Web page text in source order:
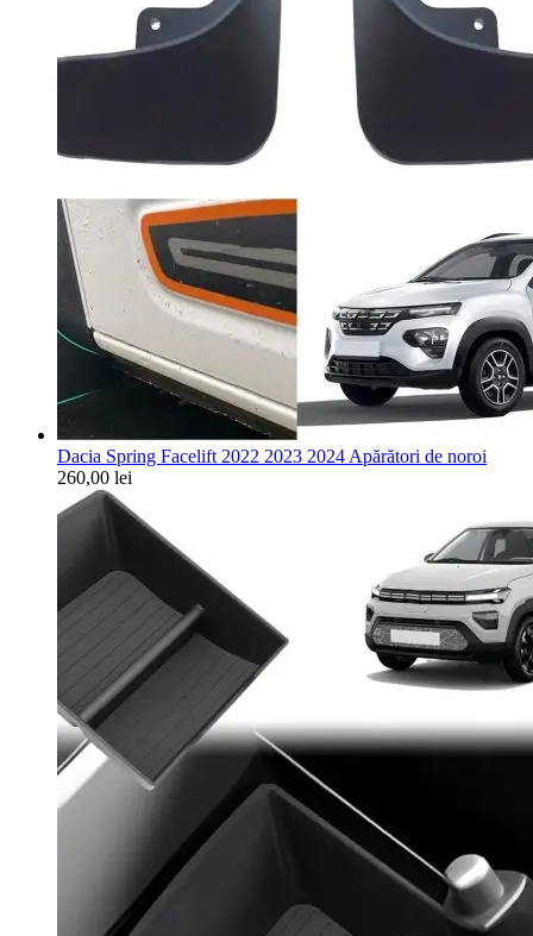
Dacia Spring Facelift 2022 2023 2024 Apărători de noroi
260,00 lei